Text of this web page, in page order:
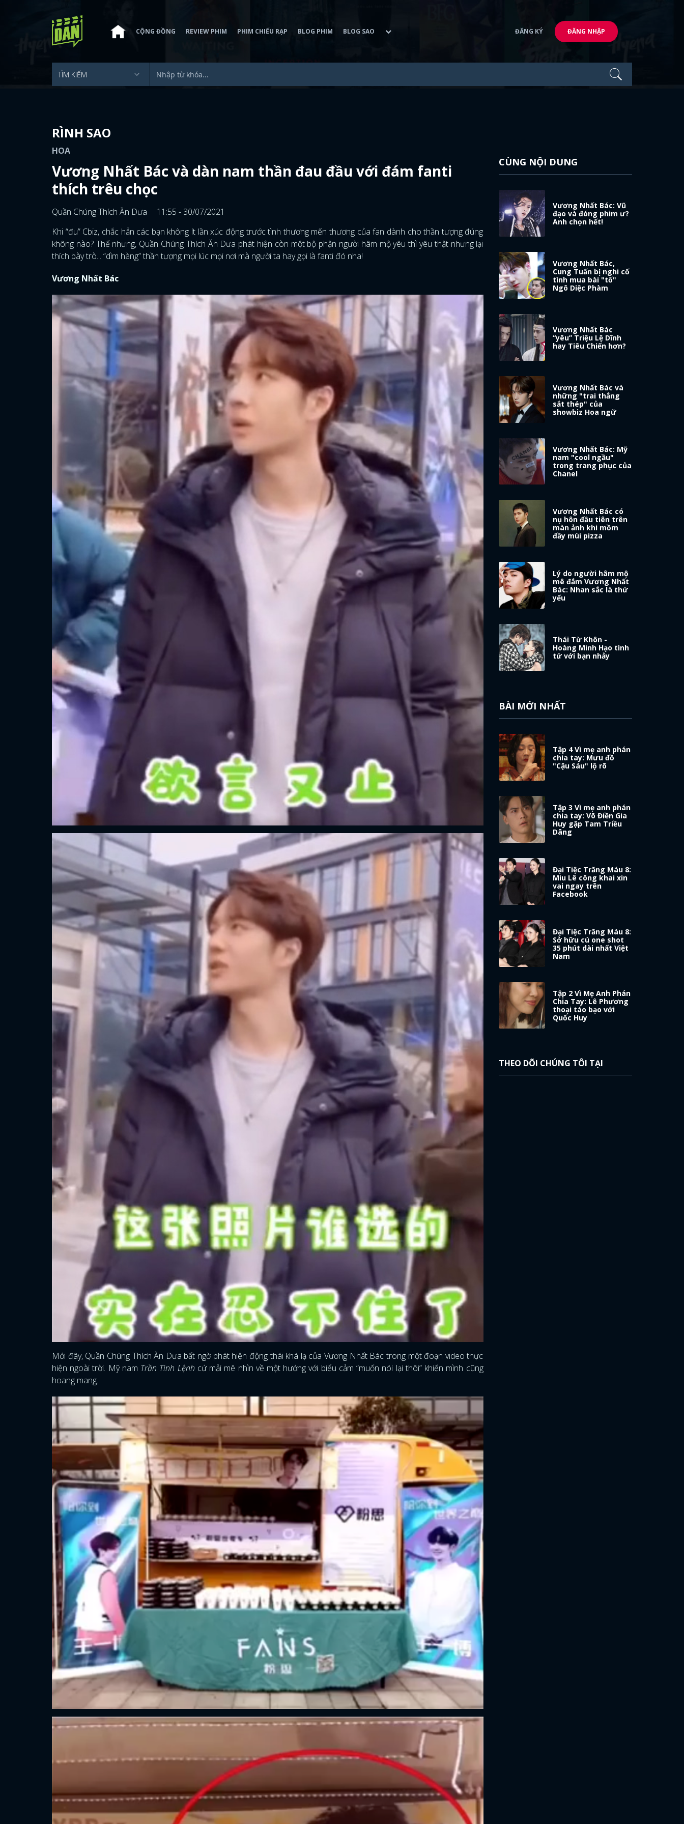
ĐĂNG NHẬP
FACEBOOK GOOGLE
CỘNG ĐỒNG REVIEW PHIM PHIM CHIẾU RẠP BLOG PHIM BLOG SAO ĐĂNG KÝ ĐĂNG NHẬP
RÌNH SAO
HOA
Vương Nhất Bác và dàn nam thần đau đầu với đám fanti
thích trêu chọc
Quần Chúng Thích Ăn Dưa
11:55 - 30/07/2021
Khi “đu” Cbiz, chắc hẳn các bạn không ít lần xúc động trước tình thương mến thương của fan dành cho thần tượng đúng
không nào? Thế nhưng, Quần Chúng Thích Ăn Dưa phát hiện còn một bộ phận người hâm mộ yêu thì yêu thật nhưng lại
thích bày trò... “dìm hàng” thần tượng mọi lúc mọi nơi mà người ta hay gọi là fanti đó nha!
Vương Nhất Bác
Mới đây, Quần Chúng Thích Ăn Dưa bất ngờ phát hiện động thái khá lạ của Vương Nhất Bác trong một đoạn video thực
hiện ngoài trời. Mỹ nam Trần Tình Lệnh cứ mải mê nhìn về một hướng với biểu cảm “muốn nói lại thôi” khiến mình cũng
hoang mang.
CÙNG NỘI DUNG
Vương Nhất Bác: Vũ
đạo và đóng phim ư?
Anh chọn hết!
Vương Nhất Bác,
Cung Tuấn bị nghi cố
tình mua bài "tố"
Ngô Diệc Phàm
Vương Nhất Bác
“yêu” Triệu Lệ Dĩnh
hay Tiêu Chiến hơn?
Vương Nhất Bác và
những "trai thẳng
sắt thép" của
showbiz Hoa ngữ
Vương Nhất Bác: Mỹ
nam "cool ngầu"
trong trang phục của
Chanel
Vương Nhất Bác có
nụ hôn đầu tiên trên
màn ảnh khi mồm
đầy mùi pizza
Lý do người hâm mộ
mê đắm Vương Nhất
Bác: Nhan sắc là thứ
yếu
Thái Từ Khôn -
Hoàng Minh Hạo tình
tứ với bạn nhảy
BÀI MỚI NHẤT
Tập 4 Vì mẹ anh phán
chia tay: Mưu đồ
"Cậu Sáu" lộ rõ
Tập 3 Vì mẹ anh phán
chia tay: Võ Điền Gia
Huy gặp Tam Triều
Dâng
Đại Tiệc Trăng Máu 8:
Miu Lê công khai xin
vai ngay trên
Facebook
Đại Tiệc Trăng Máu 8:
Sở hữu cú one shot
35 phút dài nhất Việt
Nam
Tập 2 Vì Mẹ Anh Phán
Chia Tay: Lê Phương
thoại táo bạo với
Quốc Huy
THEO DÕI CHÚNG TÔI TẠI